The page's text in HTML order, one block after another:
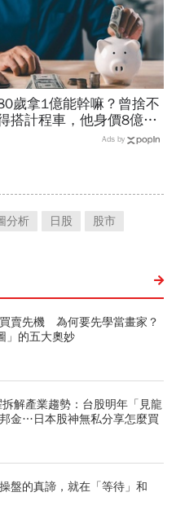
歲拿1億能幹嘛？曾捨不
搭計程車，他身價8億後
醒悟「40~60歲是花錢黃金
Ads by
分析 日股 股市
賣先機 為何要先學當畫家？
」的五大奧妙
解產業趨勢：台股明年「見龍
金…日本股神無私分享怎麼買
盤的真諦，就在「等待」和